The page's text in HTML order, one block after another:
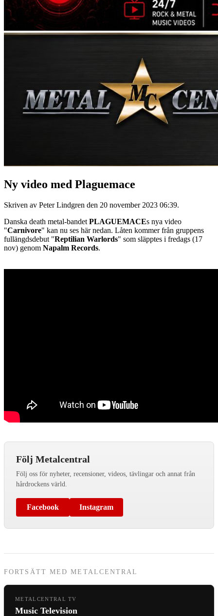
Ny video med Plaguemace
Skriven av Peter Lindgren den 20 november 2023 06:39.
Danska death metal-bandet PLAGUEMACEs nya video
"Carnivore" kan nu ses här nedan. Låten kommer från gruppens
fullängdsdebut "Reptilian Warlords" som släpptes i fredags (17
nov) genom Napalm Records.
Följ Metalcentral
Följ oss för nyheter, recensioner, videos, tävlingar och annat från
hårdrockens värld.
Facebook Instagram
FORTSÄTT MED METALCENTRAL
METALCENTRAL TV
Music Television